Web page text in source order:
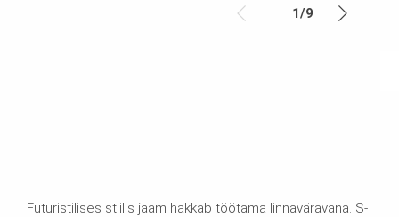
1/9
Futuristilises stiilis jaam hakkab töötama linnaväravana. S-